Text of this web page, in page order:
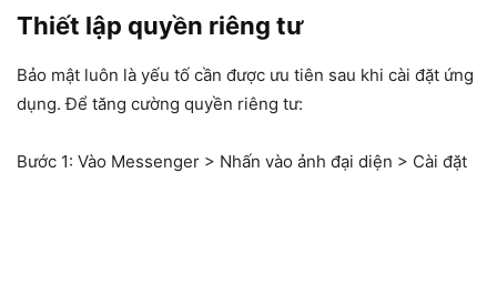
Thiết lập quyền riêng tư
Bảo mật luôn là yếu tố cần được ưu tiên sau khi cài đặt ứng
dụng. Để tăng cường quyền riêng tư:
Bước 1: Vào Messenger > Nhấn vào ảnh đại diện > Cài đặt